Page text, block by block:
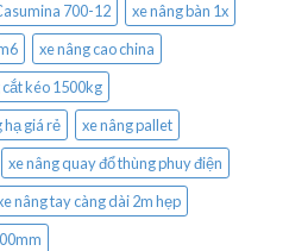
700-12
xe nâng bàn 1x
xe nâng cao china
cắt kéo 1500kg
hạ giá rẻ
xe nâng pallet
xe nâng quay đổ thùng phuy điện
nâng tay càng dài 2m hẹp